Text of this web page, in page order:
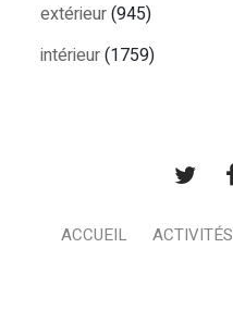
extérieur(945)
intérieur(1759)
ACCUEIL ACTIVITÉS